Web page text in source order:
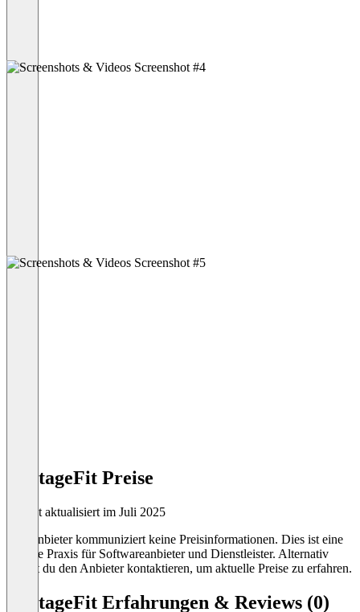
VantageFit Preise
Zuletzt aktualisiert im Juli 2025
Der Anbieter kommuniziert keine Preisinformationen. Dies ist eine
übliche Praxis für Softwareanbieter und Dienstleister. Alternativ
kannst du den Anbieter kontaktieren, um aktuelle Preise zu erfahren.
VantageFit Erfahrungen & Reviews (0)